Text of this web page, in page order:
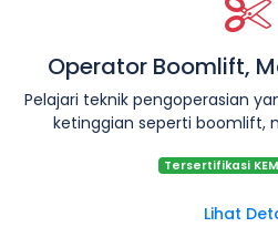
Operator Boomlift,
Pelajari teknik pengoperasian
ketinggian seperti boomlift,
Tersertifikasi
Lihat